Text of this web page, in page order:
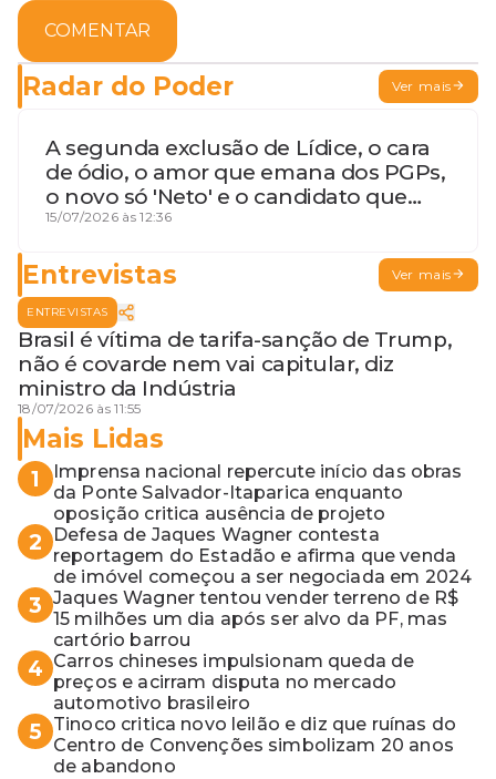
COMENTAR
Radar do Poder Ver mais
A segunda exclusão de Lídice, o cara
de ódio, o amor que emana dos PGPs,
o novo só 'Neto' e o candidato que
geme
15/07/2026 às 12:36
Entrevistas Ver mais
ENTREVISTAS
Brasil é vítima de tarifa-sanção de Trump,
não é covarde nem vai capitular, diz
ministro da Indústria
18/07/2026 às 11:55
Mais Lidas
1
Imprensa nacional repercute início das obras
da Ponte Salvador-Itaparica enquanto
oposição critica ausência de projeto
2
Defesa de Jaques Wagner contesta
reportagem do Estadão e afirma que venda
de imóvel começou a ser negociada em 2024
3 Jaques Wagner tentou vender terreno de R$
15 milhões um dia após ser alvo da PF, mas
cartório barrou
4 Carros chineses impulsionam queda de
preços e acirram disputa no mercado
automotivo brasileiro
5
Tinoco critica novo leilão e diz que ruínas do
Centro de Convenções simbolizam 20 anos
de abandono